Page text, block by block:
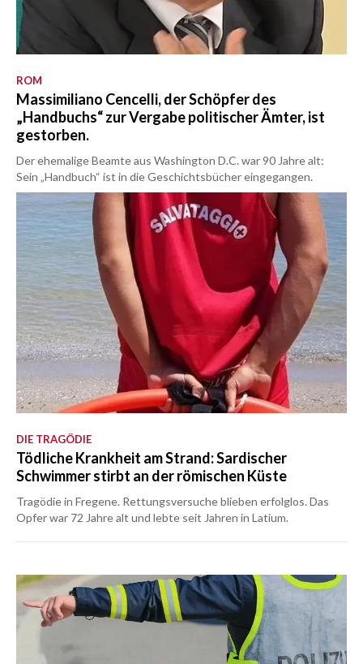
ROM
Massimiliano Cencelli, der Schöpfer des
„Handbuchs“ zur Vergabe politischer Ämter, ist
gestorben.
Der ehemalige Beamte aus Washington D.C. war 90 Jahre alt:
Sein „Handbuch“ ist in die Geschichtsbücher eingegangen.
DIE TRAGÖDIE
Tödliche Krankheit am Strand: Sardischer
Schwimmer stirbt an der römischen Küste
Tragödie in Fregene. Rettungsversuche blieben erfolglos. Das
Opfer war 72 Jahre alt und lebte seit Jahren in Latium.